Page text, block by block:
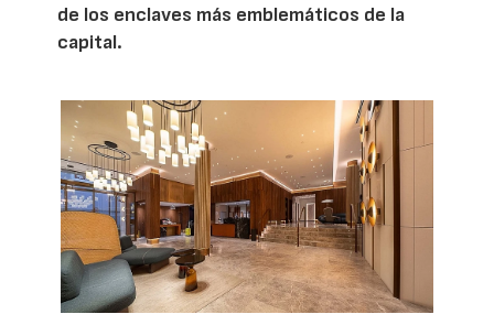
de los enclaves más emblemáticos de la
capital.